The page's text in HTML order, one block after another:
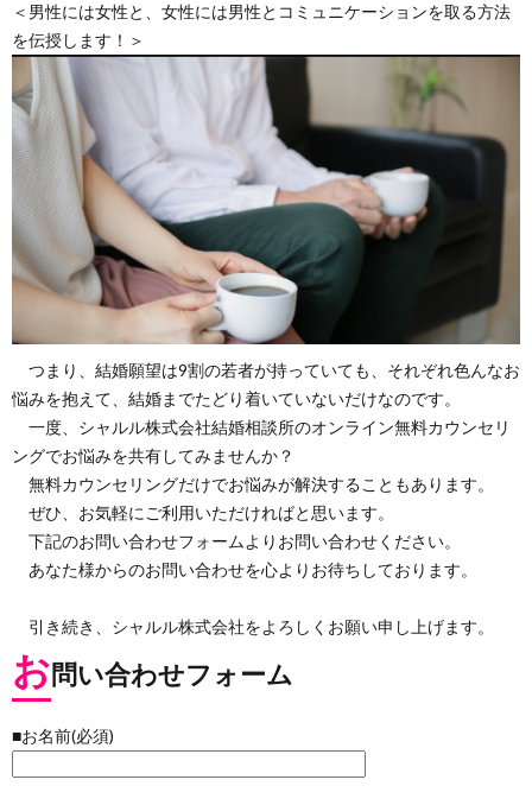
＜男性には女性と、女性には男性とコミュニケーションを取る方法
を伝授します！＞
つまり、結婚願望は9割の若者が持っていても、それぞれ色んなお
悩みを抱えて、結婚までたどり着いていないだけなのです。
一度、シャルル株式会社結婚相談所のオンライン無料カウンセリ
ングでお悩みを共有してみませんか？
無料カウンセリングだけでお悩みが解決することもあります。
ぜひ、お気軽にご利用いただければと思います。
下記のお問い合わせフォームよりお問い合わせください。
あなた様からのお問い合わせを心よりお待ちしております。
引き続き、シャルル株式会社をよろしくお願い申し上げます。
お問い合わせフォーム
■お名前(必須)